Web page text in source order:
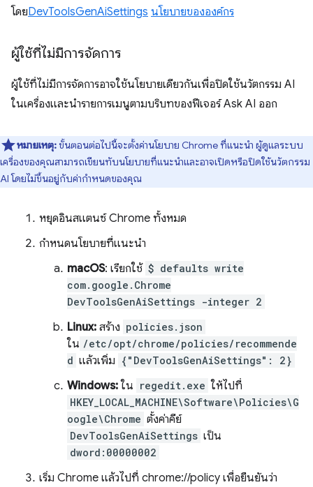
โดยDevToolsGenAiSettings นโยบายขององค์กร
ผู้ใช้ที่ไม่มีการจัดการ
ผู้ใช้ที่ไม่มีการจัดการอาจใช้นโยบายเดียวกันเพื่อปิดใช้นวัตกรรม AI
ในเครื่องและนำรายการเมนูตามบริบทของฟีเจอร์ Ask AI ออก
หมายเหตุ: ขั้นตอนต่อไปนี้จะตั้งค่านโยบาย Chrome ที่แนะนํา ผู้ดูแลระบบ
เครื่องของคุณสามารถเขียนทับนโยบายที่แนะนำและอาจเปิดหรือปิดใช้นวัตกรรม
AI โดยไม่ขึ้นอยู่กับค่ากำหนดของคุณ
หยุดอินสแตนซ์ Chrome ทั้งหมด
กำหนดนโยบายที่แนะนำ
macOS: เรียกใช้ $ defaults write
com.google.Chrome
DevToolsGenAiSettings -integer 2
Linux: สร้าง policies.json
ใน /etc/opt/chrome/policies/recommende
d แล้วเพิ่ม {"DevToolsGenAiSettings": 2}
Windows: ใน regedit.exe ให้ไปที่
HKEY_LOCAL_MACHINE\Software\Policies\G
oogle\Chrome ตั้งค่าคีย์
DevToolsGenAiSettings เป็น
dword:00000002
เริ่ม Chrome แล้วไปที่ chrome://policy เพื่อยืนยันว่า